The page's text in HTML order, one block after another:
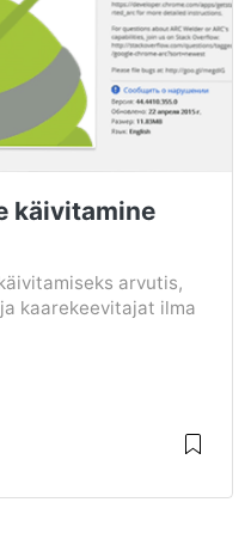
käivitamine
arvutis,
kaarekeevitajat ilma